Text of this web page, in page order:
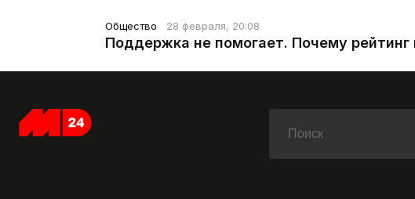
Общество 28 февраля, 20:08
Поддержка не помогает. Почему рейтинг